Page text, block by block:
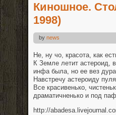
Киношное.
1998)
by news
Не, ну чо, красота, как
К Земле летит астероид,
инфа была, но ее вез
Навстречу астероиду
Все красивенько,
драматичненько и под
http://